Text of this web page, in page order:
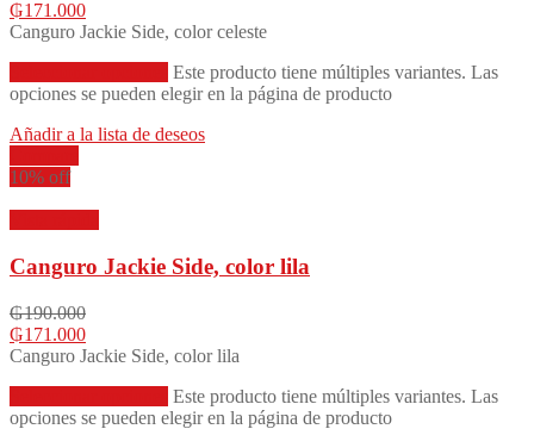
₲171.000
Canguro Jackie Side, color celeste
Este producto tiene múltiples variantes. Las
opciones se pueden elegir en la página de producto
Añadir a la lista de deseos
10% off
Canguro Jackie Side, color lila
₲190.000
₲171.000
Canguro Jackie Side, color lila
Este producto tiene múltiples variantes. Las
opciones se pueden elegir en la página de producto